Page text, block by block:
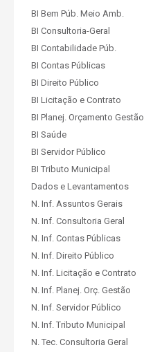
BI Bem Púb. Meio Amb.
BI Consultoria-Geral
BI Contabilidade Púb.
BI Contas Públicas
BI Direito Público
BI Licitação e Contrato
BI Planej. Orçamento Gestão
BI Saúde
BI Servidor Público
BI Tributo Municipal
Dados e Levantamentos
N. Inf. Assuntos Gerais
N. Inf. Consultoria Geral
N. Inf. Contas Públicas
N. Inf. Direito Público
N. Inf. Licitação e Contrato
N. Inf. Planej. Orç. Gestão
N. Inf. Servidor Público
N. Inf. Tributo Municipal
N. Tec. Consultoria Geral